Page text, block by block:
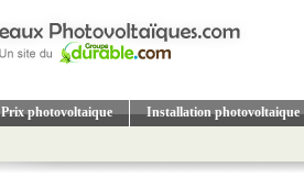
Prix photovoltaique Installation photovoltaique